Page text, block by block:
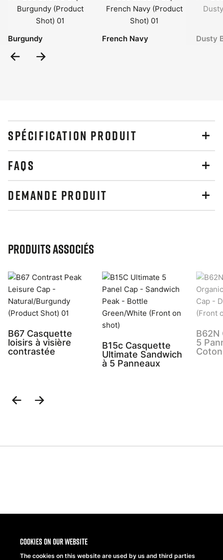
Cookies on our website
The cookies on this website are used by us and third parties
Burgundy French Navy Dusty
Previous
SPÉCIFICATION PRODUIT
FAQS
DEMANDE PRODUIT
Produits associés
B67 Casquette
loisirs à visière
contrastée
B15c Casquette
Ultimate Sandwich
à 5 Panneaux
B62N
5